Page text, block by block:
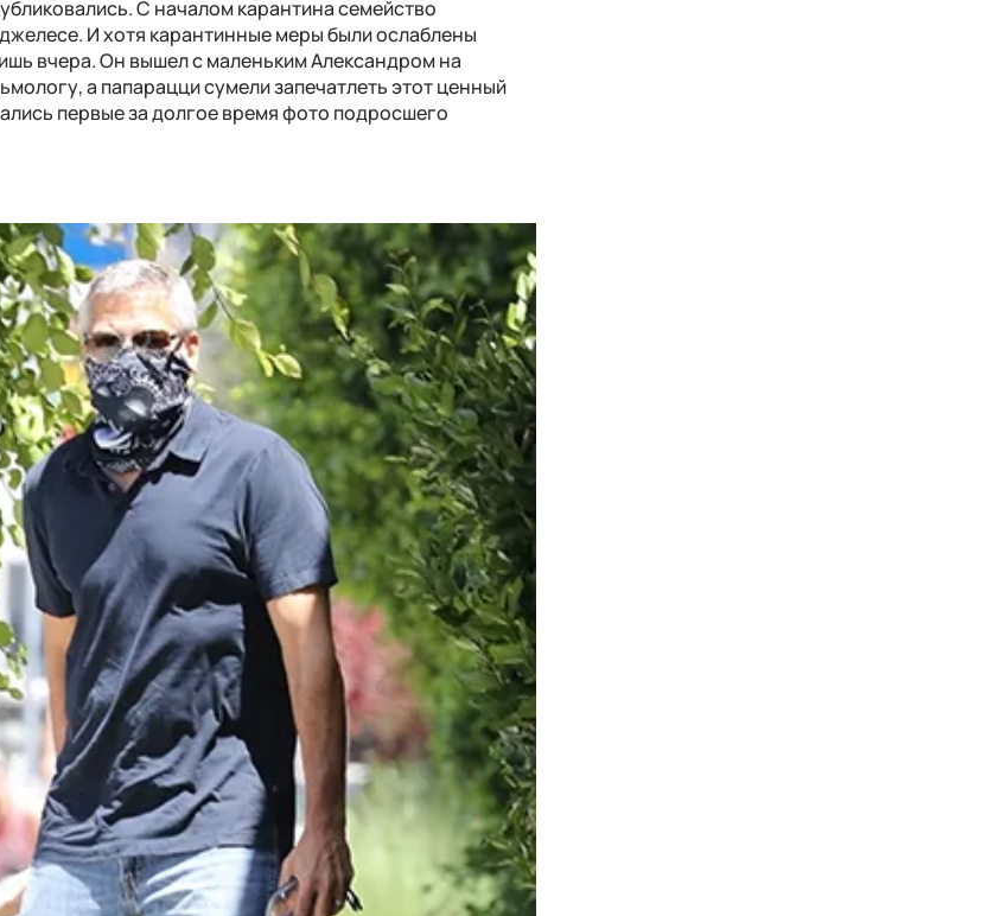
С началом карантина семейство
И хотя карантинные меры были ослаблены
вчера. Он вышел с маленьким Александром на
а папарацци сумели запечатлеть этот ценный
первые за долгое время фото подросшего